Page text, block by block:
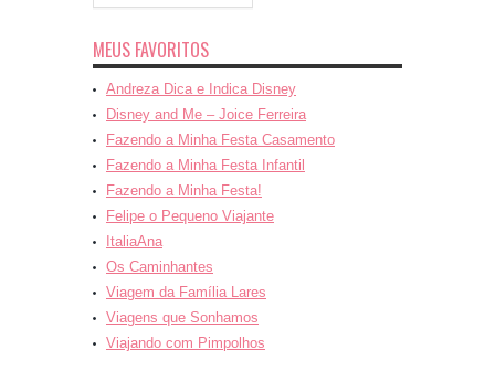
MEUS FAVORITOS
Andreza Dica e Indica Disney
Disney and Me – Joice Ferreira
Fazendo a Minha Festa Casamento
Fazendo a Minha Festa Infantil
Fazendo a Minha Festa!
Felipe o Pequeno Viajante
ItaliaAna
Os Caminhantes
Viagem da Família Lares
Viagens que Sonhamos
Viajando com Pimpolhos